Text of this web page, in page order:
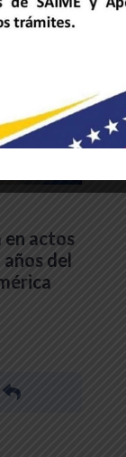
en actos
del